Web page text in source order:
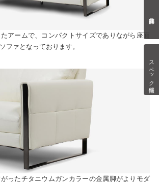
スペック情報
アームで、コンパクトサイズでありながら座面
ファとなっております。
ったチタニウムガンカラーの金属脚がよりモダ